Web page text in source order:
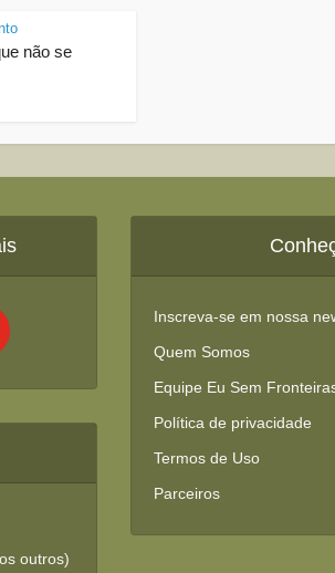
não se
outros)
Inscreva-se em nossa
Quem Somos
Equipe Eu Sem
Política de privacidade
Termos de Uso
Parceiros